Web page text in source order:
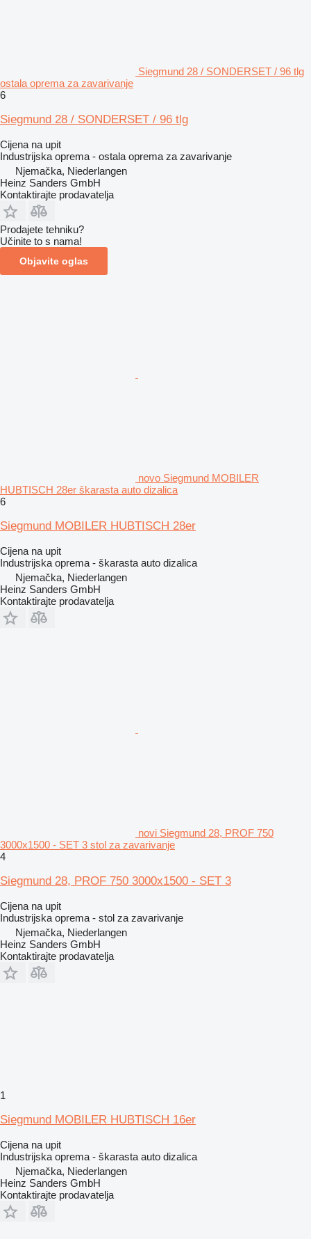
Siegmund 28 / SONDERSET / 96 tlg
ostala oprema za zavarivanje
6
Siegmund 28 / SONDERSET / 96 tlg
Cijena na upit
Industrijska oprema - ostala oprema za zavarivanje
Njemačka, Niederlangen
Heinz Sanders GmbH
Kontaktirajte prodavatelja
Prodajete tehniku?
Učinite to s nama!
Objavite oglas
novo Siegmund MOBILER
HUBTISCH 28er škarasta auto dizalica
6
Siegmund MOBILER HUBTISCH 28er
Cijena na upit
Industrijska oprema - škarasta auto dizalica
Njemačka, Niederlangen
Heinz Sanders GmbH
Kontaktirajte prodavatelja
novi Siegmund 28, PROF 750
3000x1500 - SET 3 stol za zavarivanje
4
Siegmund 28, PROF 750 3000x1500 - SET 3
Cijena na upit
Industrijska oprema - stol za zavarivanje
Njemačka, Niederlangen
Heinz Sanders GmbH
Kontaktirajte prodavatelja
1
Siegmund MOBILER HUBTISCH 16er
Cijena na upit
Industrijska oprema - škarasta auto dizalica
Njemačka, Niederlangen
Heinz Sanders GmbH
Kontaktirajte prodavatelja